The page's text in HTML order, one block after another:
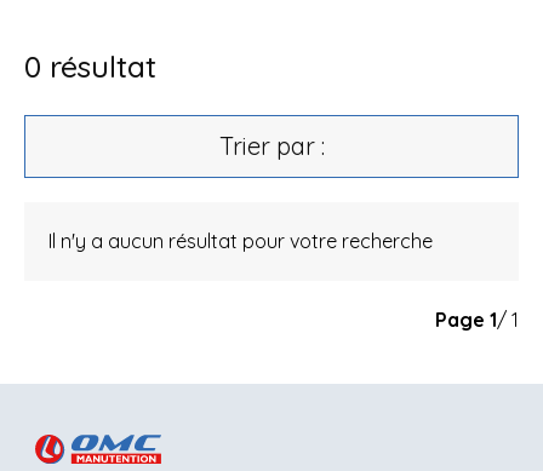
0 résultat
Trier par :
Il n'y a aucun résultat pour votre recherche
Page 1/ 1